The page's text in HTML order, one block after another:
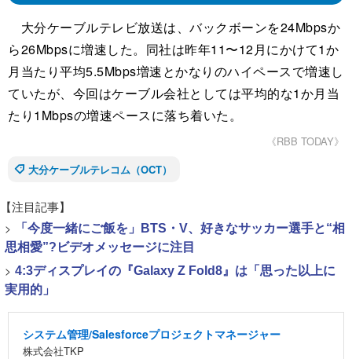
ショッピング その他
その他
大分ケーブルテレビ放送は、バックボーンを24Mbpsか
ら26Mbpsに増速した。同社は昨年11〜12月にかけて1か
月当たり平均5.5Mbps増速とかなりのハイペースで増速し
ていたが、今回はケーブル会社としては平均的な1か月当
たり1Mbpsの増速ペースに落ち着いた。
《RBB TODAY》
大分ケーブルテレコム（OCT）
【注目記事】
>
「今度一緒にご飯を」BTS・V、好きなサッカー選手と“相
思相愛”?ビデオメッセージに注目
> 4:3ディスプレイの『Galaxy Z Fold8』は「思った以上に
実用的」
システム管理/Salesforceプロジェクトマネージャー
株式会社TKP